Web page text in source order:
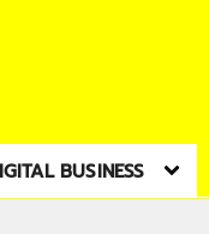
BUSINESS